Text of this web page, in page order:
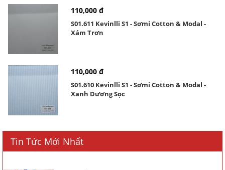
110,000 đ
S01.611 Kevinlli S1 - Sơmi Cotton & Modal -
Xám Trơn
110,000 đ
S01.610 Kevinlli S1 - Sơmi Cotton & Modal -
Xanh Dương Sọc
Tin Tức Mới Nhất